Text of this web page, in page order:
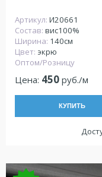
Артикул: И20661
Состав: вис100%
Ширина: 140см
Цвет: экрю
Оптом/Розницу
Цена: 450 руб./м
КУПИТЬ